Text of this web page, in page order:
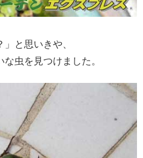
」と思いきや、
虫を見つけました。